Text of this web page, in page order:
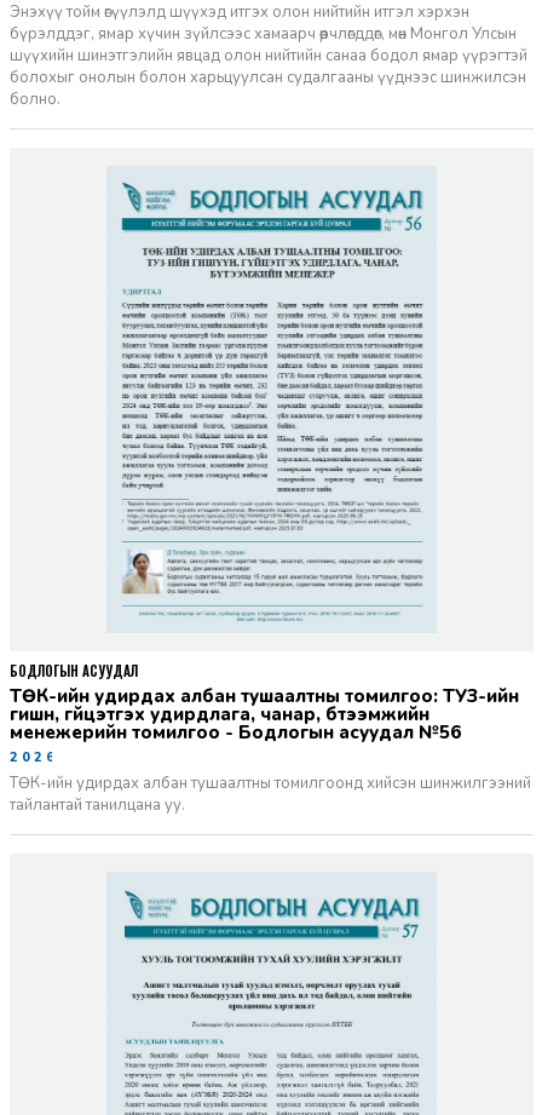
Энэхүү тойм өгүүлэлд шүүхэд итгэх олон нийтийн итгэл хэрхэн
бүрэлддэг, ямар хүчин зүйлсээс хамаарч өөрчлөгддөг, мөн Монгол Улсын
шүүхийн шинэтгэлийн явцад олон нийтийн санаа бодол ямар үүрэгтэй
болохыг онолын болон харьцуулсан судалгааны үүднээс шинжилсэн
болно.
ТӨК-ийн удирдах албан тушаалтны томилгоо: ТУЗ-ийн
гишүүн, гүйцэтгэх удирдлага, чанар, бүтээмжийн
менежерийн томилгоо - Бодлогын асуудал №56
2026-06-02
ТӨК-ийн удирдах албан тушаалтны томилгоонд хийсэн шинжилгээний
тайлантай танилцана уу.
БОДЛОГЫН АСУУДАЛ